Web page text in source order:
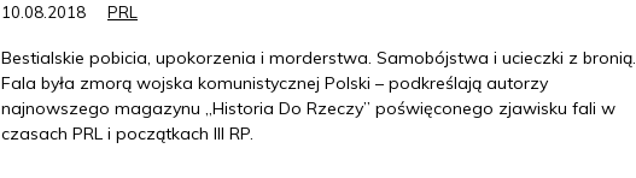
10.08.2018 PRL
Bestialskie pobicia, upokorzenia i morderstwa. Samobójstwa i ucieczki z bronią.
Fala była zmorą wojska komunistycznej Polski – podkreślają autorzy
najnowszego magazynu „Historia Do Rzeczy” poświęconego zjawisku fali w
czasach PRL i początkach III RP.